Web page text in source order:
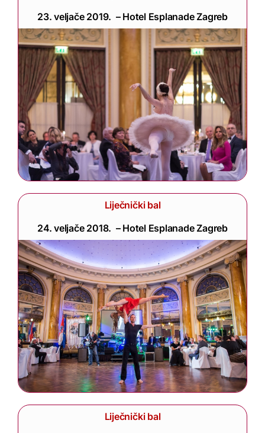
23. veljače 2019. – Hotel Esplanade Zagreb
Liječnički bal
24. veljače 2018. – Hotel Esplanade Zagreb
Liječnički bal